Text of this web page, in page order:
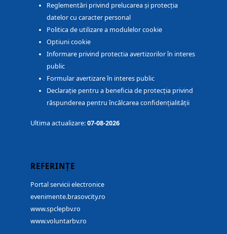
Reglementări privind prelucarea și protecția
datelor cu caracter personal
Politica de utilizare a modulelor cookie
Optiuni cookie
Informare privind protectia avertizorilor în interes
public
Formular avertizare în interes public
Declarație pentru a beneficia de protecția privind
răspunderea pentru încălcarea confidențialității
Ultima actualizare:07-08-2026
REFERINȚE
Portal servicii electronice
evenimente.brasovcity.ro
www.spclepbv.ro
www.voluntarbv.ro